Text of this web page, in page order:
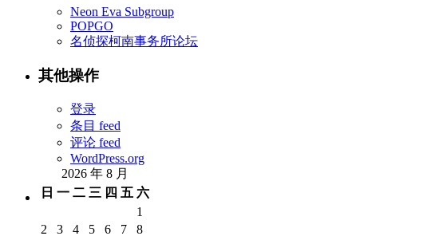
Neon Eva Subgroup
POPGO
名侦探柯南事务所论坛
其他操作
登录
条目 feed
评论 feed
WordPress.org
2026 年 8 月
日 一 二 三 四 五 六
1
2
3 4 5 6 7
8